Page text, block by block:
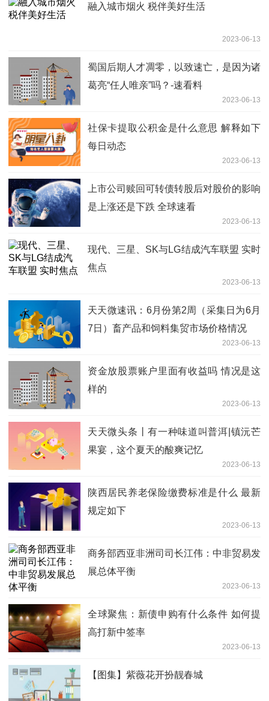
融入城市烟火 税伴美好生活
2023-06-13
蜀国后期人才凋零，以致速亡，是因为诸
葛亮“任人唯亲”吗？-速看料
2023-06-13
社保卡提取公积金是什么意思 解释如下
每日动态
2023-06-13
上市公司赎回可转债转股后对股价的影响
是上涨还是下跌 全球速看
2023-06-13
现代、三星、SK与LG结成汽车联盟 实时
焦点
2023-06-13
天天微速讯：6月份第2周（采集日为6月
7日）畜产品和饲料集贸市场价格情况
2023-06-13
资金放股票账户里面有收益吗 情况是这
样的
2023-06-13
天天微头条丨有一种味道叫普洱|镇沅芒
果宴，这个夏天的酸爽记忆
2023-06-13
陕西居民养老保险缴费标准是什么 最新
规定如下
2023-06-13
商务部西亚非洲司司长江伟：中非贸易发
展总体平衡
2023-06-13
全球聚焦：新债申购有什么条件 如何提
高打新中签率
2023-06-13
【图集】紫薇花开扮靓春城